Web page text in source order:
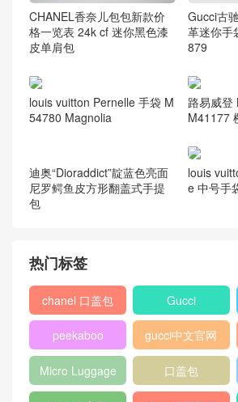
CHANEL香奈儿包包新款价
格一览表 24k cf 迷你黑色漆
皮单肩包
Gucci古
革迷你手
879
louis vuitton Pernelle 手袋 M
54780 Magnolia
路易威登
M41177
迪奥“Dioraddict”靛蓝色亮面
包
louis
e 中号手
热门标签
chanel 口盖包 Gucci